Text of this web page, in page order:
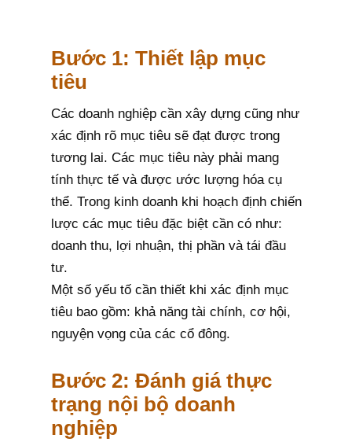
Bước 1: Thiết lập mục
tiêu
Các doanh nghiệp cần xây dựng cũng như
xác định rõ mục tiêu sẽ đạt được trong
tương lai. Các mục tiêu này phải mang
tính thực tế và được ước lượng hóa cụ
thể. Trong kinh doanh khi hoạch định chiến
lược các mục tiêu đặc biệt cần có như:
doanh thu, lợi nhuận, thị phần và tái đầu
tư.
Một số yếu tố cần thiết khi xác định mục
tiêu bao gồm: khả năng tài chính, cơ hội,
nguyện vọng của các cổ đông.
Bước 2: Đánh giá thực
trạng nội bộ doanh
nghiệp